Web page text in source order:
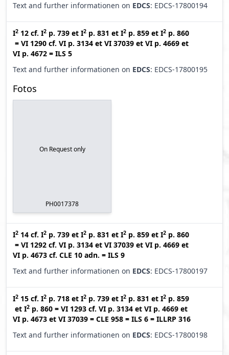
Text and further informationen on EDCS: EDCS-17800194
I2 12 cf. I2 p. 739 et I2 p. 831 et I2 p. 859 et I2 p. 860
= VI 1290 cf. VI p. 3134 et VI 37039 et VI p. 4669 et
VI p. 4672 = ILS 5
Text and further informationen on EDCS: EDCS-17800195
Fotos
On Request only
PH0017378
I2 14 cf. I2 p. 739 et I2 p. 831 et I2 p. 859 et I2 p. 860
= VI 1292 cf. VI p. 3134 et VI 37039 et VI p. 4669 et
VI p. 4673 cf. CLE 10 adn. = ILS 9
Text and further informationen on EDCS: EDCS-17800197
I2 15 cf. I2 p. 718 et I2 p. 739 et I2 p. 831 et I2 p. 859
et I2 p. 860 = VI 1293 cf. VI p. 3134 et VI p. 4669 et
VI p. 4673 et VI 37039 = CLE 958 = ILS 6 = ILLRP 316
Text and further informationen on EDCS: EDCS-17800198